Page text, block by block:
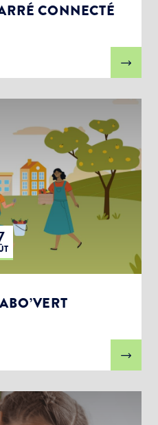
CONNECTÉ
associative